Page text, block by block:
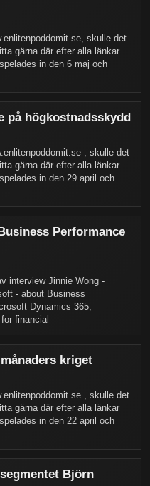
skulle det
gärna där efter alla länkar
in den 6 maj och
på högkostnadsskydd
, skulle det
gärna där efter alla länkar
in den 29 april och
Performance
interview Jinnie Wong -
- about Business
Dynamics 365,
financial
kriget
, skulle det
gärna där efter alla länkar
in den 22 april och
Björn